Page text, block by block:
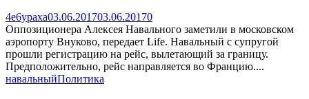
4e6ypaxa03.06.201703.06.20170
Оппозиционера Алексея Навального заметили в московском
аэропорту Внуково, передает Life. Навальный с супругой
прошли регистрацию на рейс, вылетающий за границу.
Предположительно, рейс направляется во Францию....
навальныйПолитика